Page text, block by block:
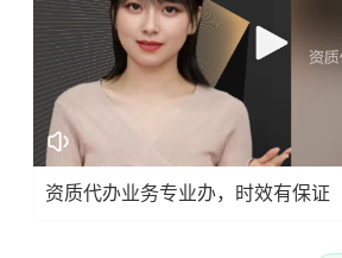
资质代办业务专业办，时效有保证